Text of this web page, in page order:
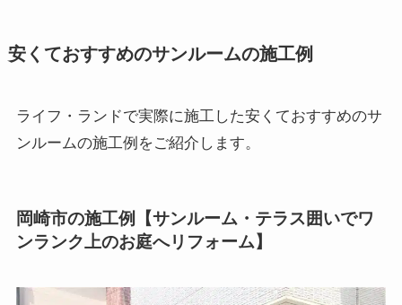
安くておすすめのサンルームの施工例
ライフ・ランドで実際に施工した安くておすすめのサ
ンルームの施工例をご紹介します。
岡崎市の施工例【サンルーム・テラス囲いでワ
ンランク上のお庭へリフォーム】